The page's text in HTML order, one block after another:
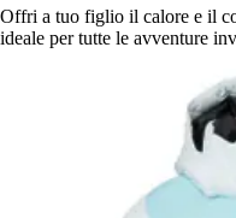
Offri a tuo figlio il calore e il
ideale per tutte le avventure